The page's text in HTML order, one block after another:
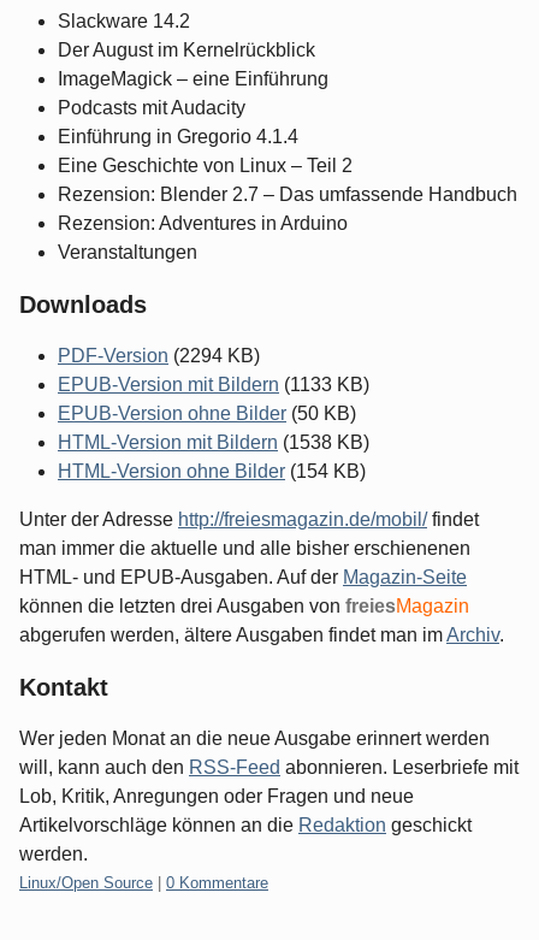
Slackware 14.2
Der August im Kernelrückblick
ImageMagick – eine Einführung
Podcasts mit Audacity
Einführung in Gregorio 4.1.4
Eine Geschichte von Linux – Teil 2
Rezension: Blender 2.7 – Das umfassende Handbuch
Rezension: Adventures in Arduino
Veranstaltungen
Downloads
PDF-Version (2294 KB)
EPUB-Version mit Bildern (1133 KB)
EPUB-Version ohne Bilder (50 KB)
HTML-Version mit Bildern (1538 KB)
HTML-Version ohne Bilder (154 KB)
Unter der Adresse http://freiesmagazin.de/mobil/findet
man immer die aktuelle und alle bisher erschienenen
HTML- und EPUB-Ausgaben. Auf der Magazin-Seite
können die letzten drei Ausgaben von freiesMagazin
abgerufen werden, ältere Ausgaben findet man imArchiv.
Kontakt
Wer jeden Monat an die neue Ausgabe erinnert werden
will, kann auch den RSS-Feed abonnieren. Leserbriefe mit
Lob, Kritik, Anregungen oder Fragen und neue
Artikelvorschläge können an die Redaktion geschickt
werden.
Kategorien:
Linux/Open Source 0 Kommentare